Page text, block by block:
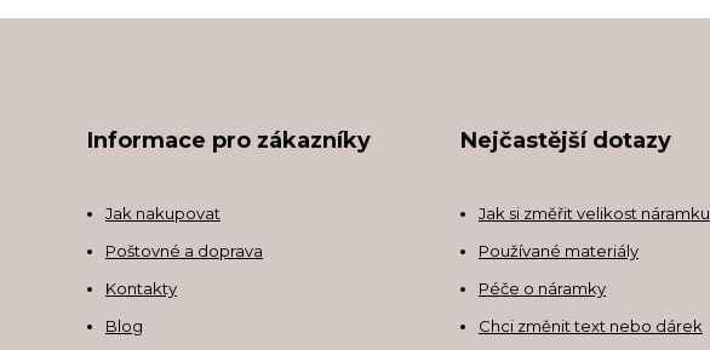
Informace pro zákazníky
Jak nakupovat
Poštovné a doprava
Kontakty
Blog
Nejčastější dotazy
Jak si změřit velikost náramku
Používané materiály
Péče o náramky
Chci změnit text nebo dárek